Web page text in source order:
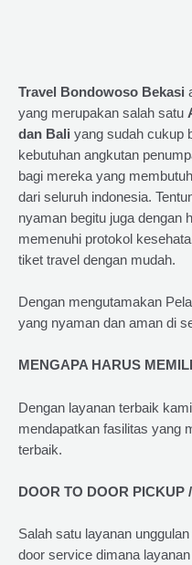
Travel Bondowoso Bekasi
yang merupakan salah satu
dan Bali yang sudah cukup
kebutuhan angkutan
bagi mereka yang
dari seluruh indonesia.
nyaman begitu juga dengan
memenuhi protokol
tiket travel dengan mudah.
Dengan mengutamakan
yang nyaman dan aman di
MENGAPA HARUS
Dengan layanan terbaik
mendapatkan fasilitas yang
terbaik.
DOOR TO DOOR PICKUP
Salah satu layanan
door service dimana